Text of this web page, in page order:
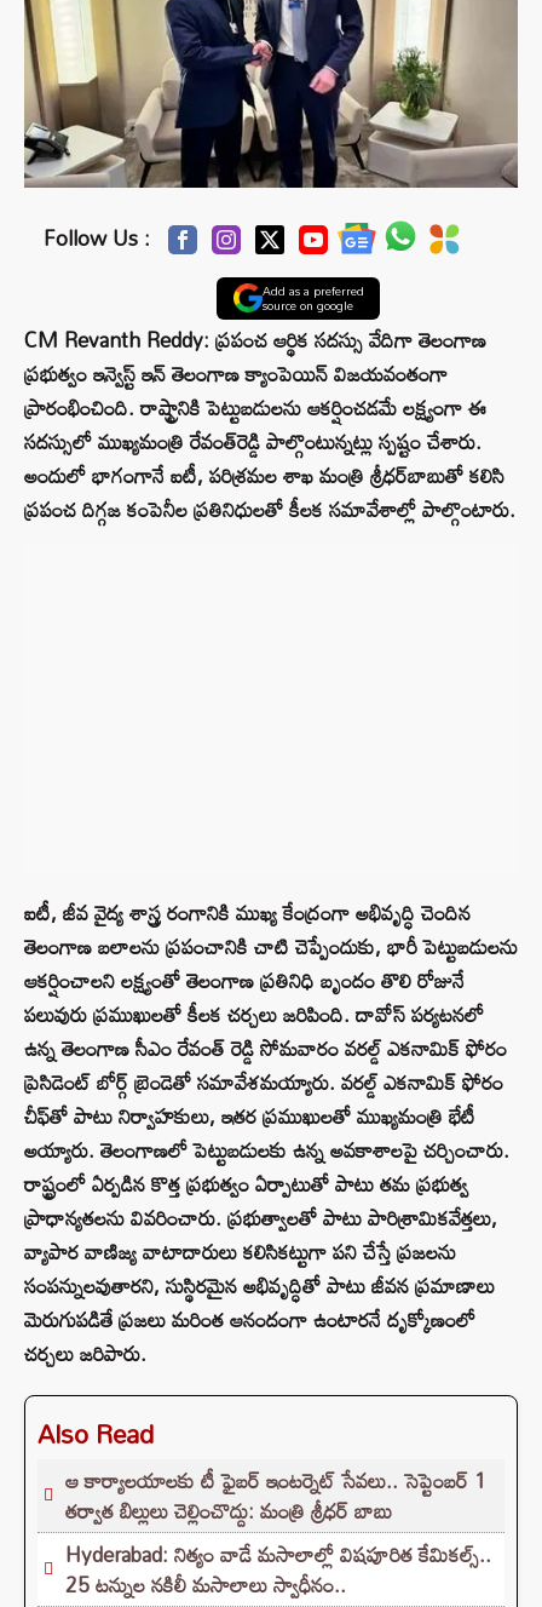
Follow Us :
Add as a preferred
source on google
CM Revanth Reddy: ప్రపంచ ఆర్థిక సదస్సు వేదిగా తెలంగాణ
ప్రభుత్వం ఇన్వెస్ట్ ఇన్ తెలంగాణ క్యాంపెయిన్ విజయవంతంగా
ప్రారంభించింది. రాష్ట్రానికి పెట్టుబడులను ఆకర్షించడమే లక్ష్యంగా ఈ
సదస్సులో ముఖ్యమంత్రి రేవంత్​రెడ్డి పాల్గొంటున్నట్లు స్పష్టం చేశారు.
అందులో భాగంగానే ఐటీ, పరిశ్రమల శాఖ మంత్రి శ్రీధర్​బాబుతో కలిసి
ప్రపంచ దిగ్గజ కంపెనీల ప్రతినిధులతో కీలక సమావేశాల్లో పాల్గొంటారు.
ఐటీ, జీవ వైద్య శాస్త్ర రంగానికి ముఖ్య కేంద్రంగా అభివృద్ధి చెందిన
తెలంగాణ బలాలను ప్రపంచానికి చాటి చెప్పేందుకు, భారీ పెట్టుబడులను
ఆకర్షించాలని లక్ష్యంతో తెలంగాణ ప్రతినిధి బృందం తొలి రోజునే
పలువురు ప్రముఖులతో కీలక చర్చలు జరిపింది. దావోస్ పర్యటనలో
ఉన్న తెలంగాణ సీఎం రేవంత్ రెడ్డి సోమవారం వరల్డ్ ఎకనామిక్ ఫోరం
ప్రెసిడెంట్ బోర్గ్ బ్రెండెతో సమావేశమయ్యారు. వరల్డ్ ఎకనామిక్ ఫోరం
చీఫ్​తో పాటు నిర్వాహకులు, ఇతర ప్రముఖులతో ముఖ్యమంత్రి భేటీ
అయ్యారు. తెలంగాణలో పెట్టుబడులకు ఉన్న అవకాశాలపై చర్చించారు.
రాష్ట్రంలో ఏర్పడిన కొత్త ప్రభుత్వం ఏర్పాటుతో పాటు తమ ప్రభుత్వ
ప్రాధాన్యతలను వివరించారు. ప్రభుత్వాలతో పాటు పారిశ్రామికవేత్తలు,
వ్యాపార వాణిజ్య వాటాదారులు కలిసికట్టుగా పని చేస్తే ప్రజలను
సంపన్నులవుతారని, సుస్థిరమైన అభివృద్ధితో పాటు జీవన ప్రమాణాలు
మెరుగుపడితే ప్రజలు మరింత ఆనందంగా ఉంటారనే దృక్కోణంలో
చర్చలు జరిపారు.
Also Read
ఆ కార్యాలయాలకు టీ ఫైబర్ ఇంటర్నెట్ సేవలు.. సెప్టెంబర్ 1
తర్వాత బిల్లులు చెల్లించొద్దు: మంత్రి శ్రీధర్ బాబు
Hyderabad: నిత్యం వాడే మసాలాల్లో విషపూరిత కేమికల్స్..
25 టన్నుల నకిలీ మసాలాలు స్వాధీనం..